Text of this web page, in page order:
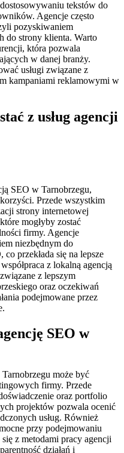
tekstów do
Agencje często
pozyskiwaniem
do strony klienta. Warto
która pozwala
w danej branży.
usługi związane z
kampaniami reklamowymi w
z usług agencji
SEO w Tarnobrzegu,
Przede wszystkim
strony internetowej
mogłyby zostać
firmy. Agencje
niezbędnym do
przekłada się na lepsze
z lokalną agencją
z lepszym
oraz oczekiwań
podejmowane przez
SEO w
może być
firmy. Przede
oraz portfolio
projektów pozwala ocenić
usług. Również
przy podejmowaniu
z metodami pracy agencji
działań i